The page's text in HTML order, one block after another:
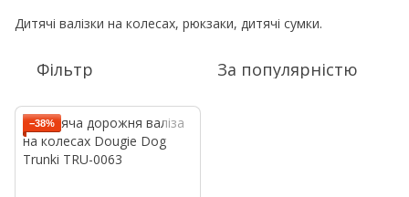
Дитячі валізки на колесах, рюкзаки, дитячі сумки.
Фільтр За популярністю
−38%